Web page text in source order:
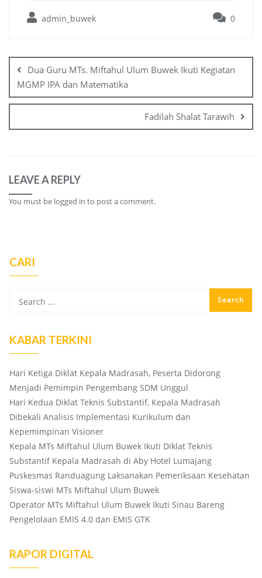
admin_buwek 0
navigation
Dua Guru MTs. Miftahul Ulum Buwek Ikuti Kegiatan
MGMP IPA dan Matematika
Fadilah Shalat Tarawih
LEAVE A REPLY
You must be logged in to post a comment.
CARI
KABAR TERKINI
Hari Ketiga Diklat Kepala Madrasah, Peserta Didorong
Menjadi Pemimpin Pengembang SDM Unggul
Hari Kedua Diklat Teknis Substantif, Kepala Madrasah
Dibekali Analisis Implementasi Kurikulum dan
Kepemimpinan Visioner
Kepala MTs Miftahul Ulum Buwek Ikuti Diklat Teknis
Substantif Kepala Madrasah di Aby Hotel Lumajang
Puskesmas Randuagung Laksanakan Pemeriksaan Kesehatan
Siswa-siswi MTs Miftahul Ulum Buwek
Operator MTs Miftahul Ulum Buwek Ikuti Sinau Bareng
Pengelolaan EMIS 4.0 dan EMIS GTK
RAPOR DIGITAL